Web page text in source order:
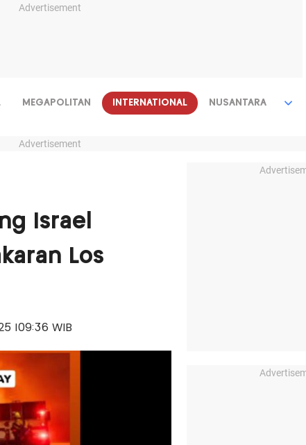
Advertisement
MEGAPOLITAN INTERNATIONAL NUSANTARA
Advertisement
Israel
Los
|09:36 WIB